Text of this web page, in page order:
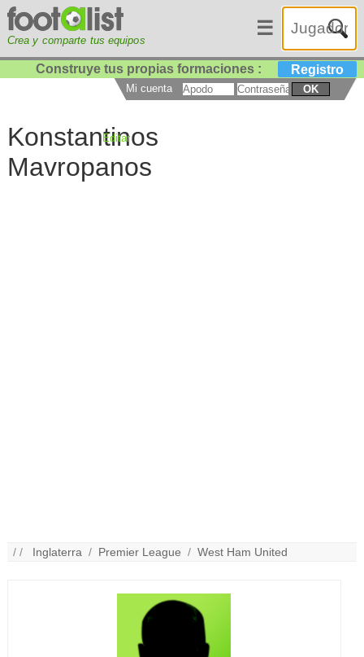
Crea y comparte tus equipos
☰
Construye tus propias formaciones : Registro
Mi cuenta OK
Konstantinos
Mavropanos
Editar
/ / Inglaterra / Premier League /West Ham United